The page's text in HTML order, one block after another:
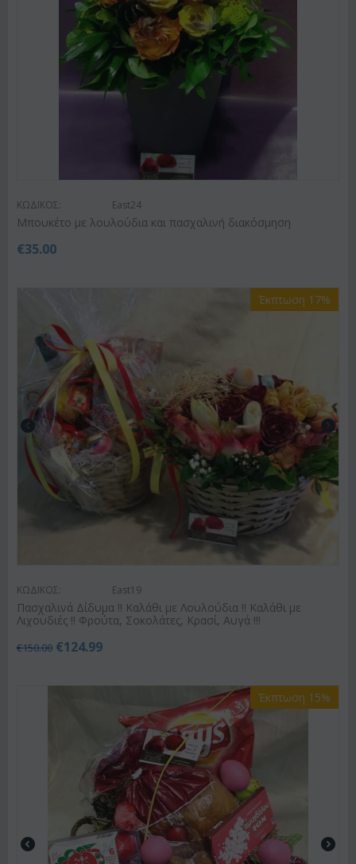
ΚΩΔΙΚΟΣ: East24
Μπουκέτο με λουλούδια και πασχαλινή διακόσμηση
€35.00
Έκπτωση 17%
ΚΩΔΙΚΟΣ: East19
Πασχαλινά Δίδυμα !! Καλάθι με Λουλούδια !! Καλάθι με
Λιχουδιές !! Φρούτα, Σοκολάτες, Κρασί, Αυγά !!!
€150.00 €124.99
Έκπτωση 15%